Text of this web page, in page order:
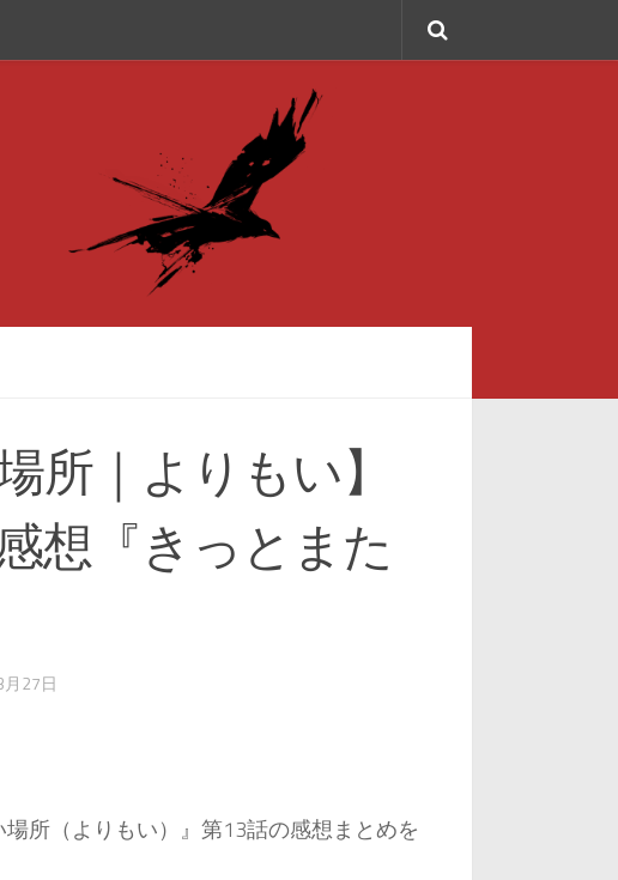
所｜よりもい】
想『きっとまた
27日
所（よりもい）』第13話の感想まとめを